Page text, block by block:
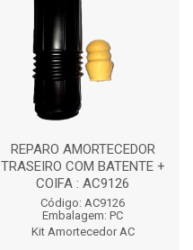
REPARO AMORTECEDOR
TRASEIRO COM BATENTE +
COIFA : AC9126
Código: AC9126
Embalagem: PC
Kit Amortecedor AC